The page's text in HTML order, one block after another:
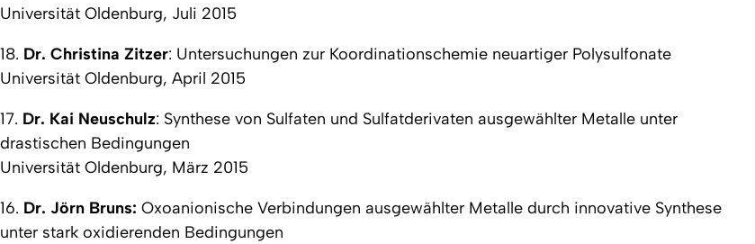
Universität Oldenburg, Juli 2015
18. Dr. Christina Zitzer: Untersuchungen zur Koordinationschemie neuartiger Polysulfonate
Universität Oldenburg, April 2015
17. Dr. Kai Neuschulz: Synthese von Sulfaten und Sulfatderivaten ausgewählter Metalle unter
drastischen Bedingungen
Universität Oldenburg, März 2015
16. Dr. Jörn Bruns: Oxoanionische Verbindungen ausgewählter Metalle durch innovative Synthese
unter stark oxidierenden Bedingungen